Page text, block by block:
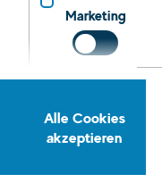
E-
Marketing
Alle Cookies
akzeptieren